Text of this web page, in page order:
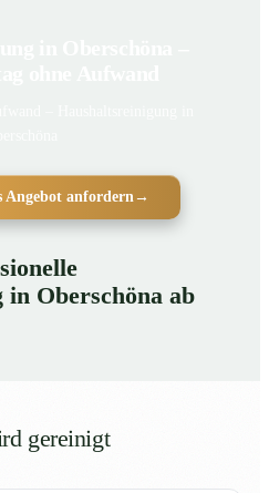
Angebot anfordern→
Oberschöna ab
gereinigt